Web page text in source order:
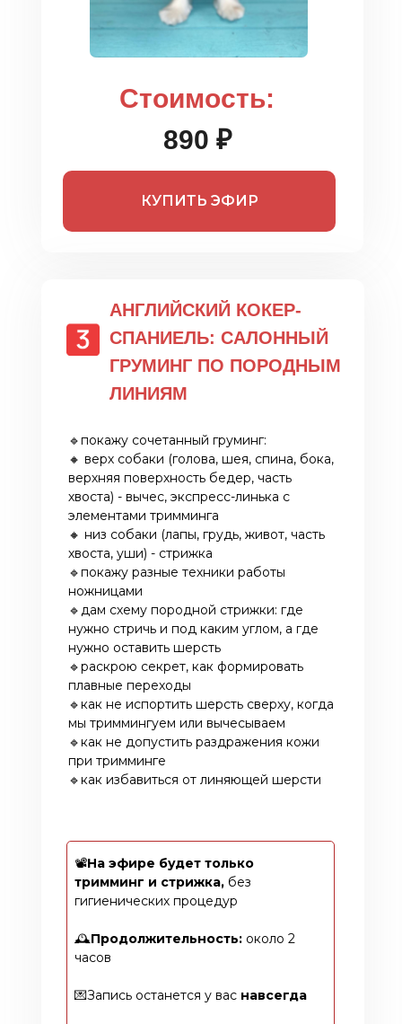
🔹покажу сочетанный груминг:
🔸 верх собаки (голова, шея, спина, бока,
верхняя поверхность бедер, часть
хвоста) - вычес, экспресс-линька с
элементами тримминга
🔸 низ собаки (лапы, грудь, живот, часть
хвоста, уши) - стрижка
🔹покажу разные техники работы
ножницами
🔹дам схему породной стрижки: где
нужно стричь и под каким углом, а где
нужно оставить шерсть
🔹раскрою секрет, как формировать
плавные переходы
🔹как не испортить шерсть сверху, когда
мы триммингуем или вычесываем
🔹как не допустить раздражения кожи
при тримминге
🔹как избавиться от линяющей шерсти
АНГЛИЙСКИЙ КОКЕР-
СПАНИЕЛЬ: САЛОННЫЙ
ГРУМИНГ ПО ПОРОДНЫМ
ЛИНИЯМ
КУПИТЬ ЭФИР
Стоимость:
890 ₽
📽️На эфире будет только
тримминг и стрижка, без
гигиенических процедур
🕰️Продолжительность: около 2
часов
💌Запись останется у вас навсегда